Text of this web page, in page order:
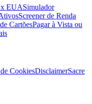
EUASimulador
Screener de Renda
CartõesPagar à Vista ou
CookiesDisclaimerSacre